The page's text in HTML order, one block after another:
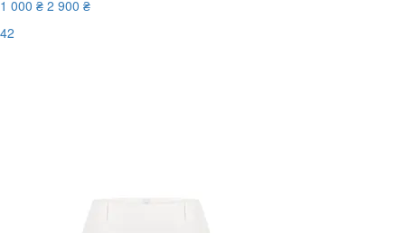
1 000 ₴ 2 900 ₴
42